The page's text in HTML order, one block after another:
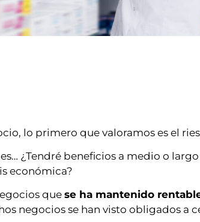
lo primero que valoramos es el
¿Tendré beneficios a medio o
económica?
que se ha mantenido
negocios se han visto obligados a